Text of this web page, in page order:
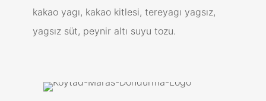
kakao yagı, kakao kitlesi, tereyagı yagsız,
yagsız süt, peynir altı suyu tozu.